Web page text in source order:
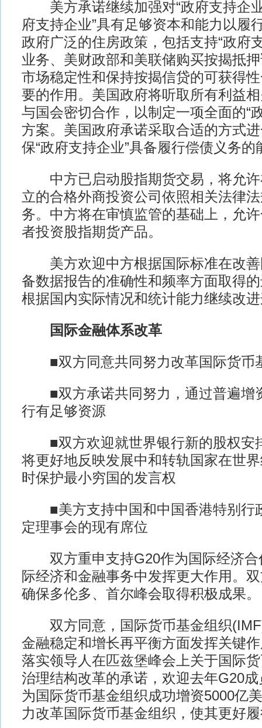
美方承诺继续加强对“政府支持企业
府支持企业”具有足够资本和能力以履
政府广泛的住房政策，包括支持“政府
业务、美财政部和美联储购买按揭抵
市场稳定性和保持按揭信贷的可获得
要的作用。美国政府将听取所有利益
与国会密切合作，以制定一项全面的“
方案。美国政府承诺采取合适的方式
保“政府支持企业”具备履行偿债义务的
中方已启动股指期货交易，将允许
立的合格外商投资公司依照相关法律
务。中方将在审慎监管的基础上，允
者投资股指期货产品。
美方欢迎中方根据国际标准在改善
备数据报告的准确性和频率方面取得
根据国内实际情况和统计能力继续改
国际金融体系改革
■双方同意共同努力改革国际货币
■双方承诺共同努力，通过普遍增
行有足够资源
■双方欢迎就世界银行新的股权安
将更好地反映发展中和转轨国家在世
时保护最小穷国的发言权
■美方支持中国和中国香港特别行
定理事会的现有席位
双方重申支持G20作为国际经济合
际经济和金融事务中发挥更大作用。
确保多伦多、首尔峰会取得积极成果。
双方同意，国际货币基金组织
金融稳定和增长再平衡方面发挥关键
落实领导人在匹兹堡峰会上关于国际
治理结构改革的承诺，欢迎去年G20
为国际货币基金组织成功增资5000亿
力改革国际货币基金组织，使其更好